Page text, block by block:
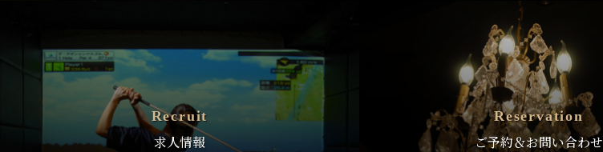
Recruit
求人情報
Reservation
ご予約＆お問い合わせ